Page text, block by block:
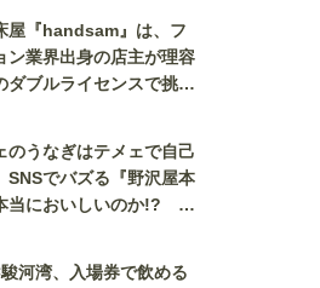
屋『handsam』は、フ
ン業界出身の店主が理容
ダブルライセンスで挑む
のうなぎはテメェで自己
でバズる『野沢屋本
当においしいのか!? い
河湾、入場券で飲める